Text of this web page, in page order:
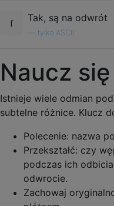
Tak, są na odwrót
tylko ASCII
Naucz
Istnieje wiele odmian
subtelne różnice. Klucz
Polecenie: nazwa
Przekształć: czy
podczas ich
odwrocie.
Zachowaj